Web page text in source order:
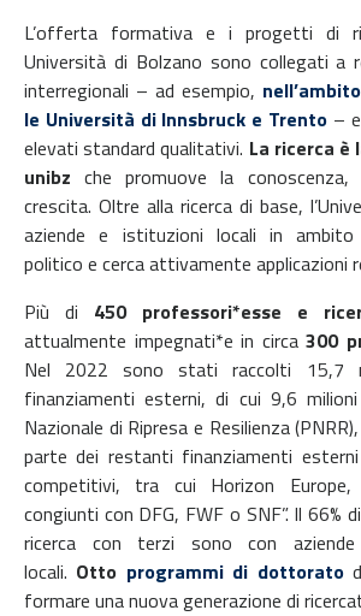
L’offerta formativa e i progetti di
Università di Bolzano sono collegati a
interregionali – ad esempio,
le Università di Innsbruck e Trento –
elevati standard qualitativi. La ricerca
unibz che promuove la
crescita. Oltre alla ricerca di base,
aziende e istituzioni locali in
politico e cerca attivamente applicazioni
Più di 450 professori*esse e
attualmente impegnati*e in circa300
Nel 2022 sono stati raccolti 15,7
finanziamenti esterni, di cui 9,6
Nazionale di Ripresa e Resilienza
parte dei restanti finanziamenti
competitivi, tra cui Horizon
congiunti con DFG, FWF o SNF”. Il 66%
ricerca con terzi sono con aziende
locali. Otto programmi di dottorato
formare una nuova generazione di